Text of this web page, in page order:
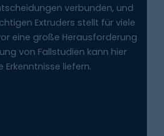
verbunden, und
Extruders stellt für viele
eine große Herausforderung
von Fallstudien kann hier
Erkenntnisse liefern.